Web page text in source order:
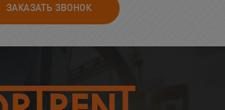
ЗАКАЗАТЬ ЗВОНОК